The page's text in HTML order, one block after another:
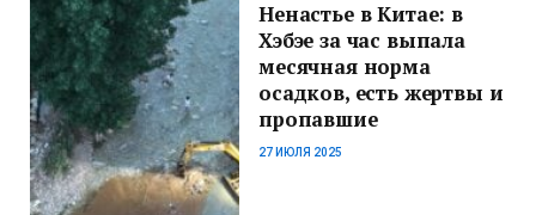
Ненастье в Китае: в
Хэбэе за час выпала
месячная норма
осадков, есть жертвы и
пропавшие
27 ИЮЛЯ 2025